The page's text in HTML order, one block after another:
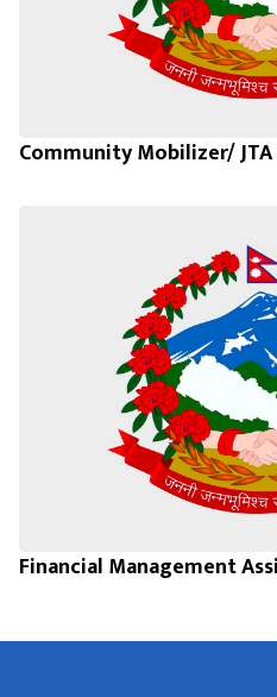
Community Mobilizer/ JTA
Financial Management